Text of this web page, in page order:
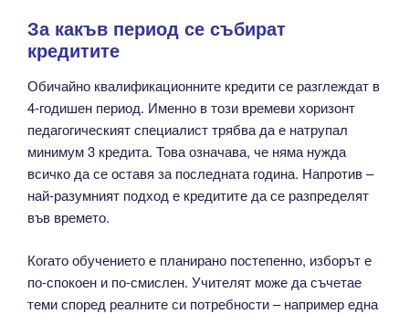
За какъв период се събират
кредитите
Обичайно квалификационните кредити се разглеждат в
4-годишен период. Именно в този времеви хоризонт
педагогическият специалист трябва да е натрупал
минимум 3 кредита. Това означава, че няма нужда
всичко да се оставя за последната година. Напротив –
най-разумният подход е кредитите да се разпределят
във времето.
Когато обучението е планирано постепенно, изборът е
по-спокоен и по-смислен. Учителят може да съчетае
теми според реалните си потребности – например една